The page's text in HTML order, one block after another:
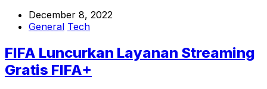
December 8, 2022
General Tech
FIFA Luncurkan Layanan Streaming
Gratis FIFA+